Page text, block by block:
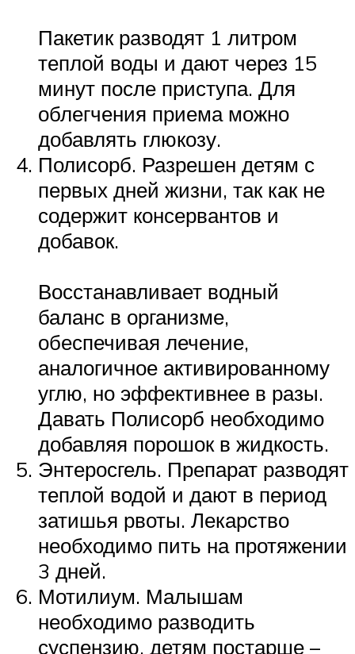
Пакетик разводят 1 литром
теплой воды и дают через 15
минут после приступа. Для
облегчения приема можно
добавлять глюкозу.
Полисорб. Разрешен детям с
первых дней жизни, так как не
содержит консервантов и
добавок.
Восстанавливает водный
баланс в организме,
обеспечивая лечение,
аналогичное активированному
углю, но эффективнее в разы.
Давать Полисорб необходимо
добавляя порошок в жидкость.
Энтеросгель. Препарат разводят
теплой водой и дают в период
затишья рвоты. Лекарство
необходимо пить на протяжении
3 дней.
Мотилиум. Малышам
необходимо разводить
суспензию, детям постарше –